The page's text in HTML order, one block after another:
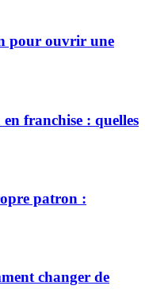
pour ouvrir une
franchise : quelles
patron :
changer de